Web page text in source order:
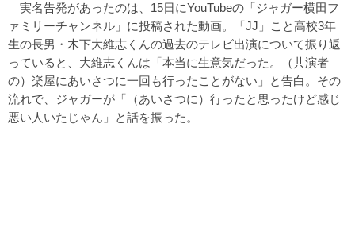
実名告発があったのは、15日にYouTubeの「ジャガー横田フ
ァミリーチャンネル」に投稿された動画。「JJ」こと高校3年
生の長男・木下大維志くんの過去のテレビ出演について振り返
っていると、大維志くんは「本当に生意気だった。（共演者
の）楽屋にあいさつに一回も行ったことがない」と告白。その
流れで、ジャガーが「（あいさつに）行ったと思ったけど感じ
悪い人いたじゃん」と話を振った。